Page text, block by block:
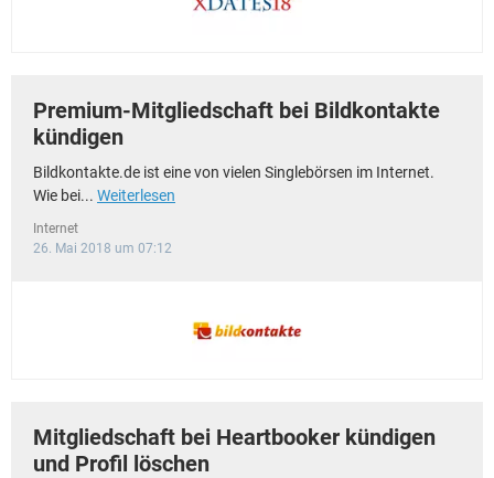
Premium-Mitgliedschaft bei Bildkontakte
kündigen
Bildkontakte.de ist eine von vielen Singlebörsen im Internet.
Wie bei... Weiterlesen
Internet
26. Mai 2018 um 07:12
Mitgliedschaft bei Heartbooker kündigen
und Profil löschen